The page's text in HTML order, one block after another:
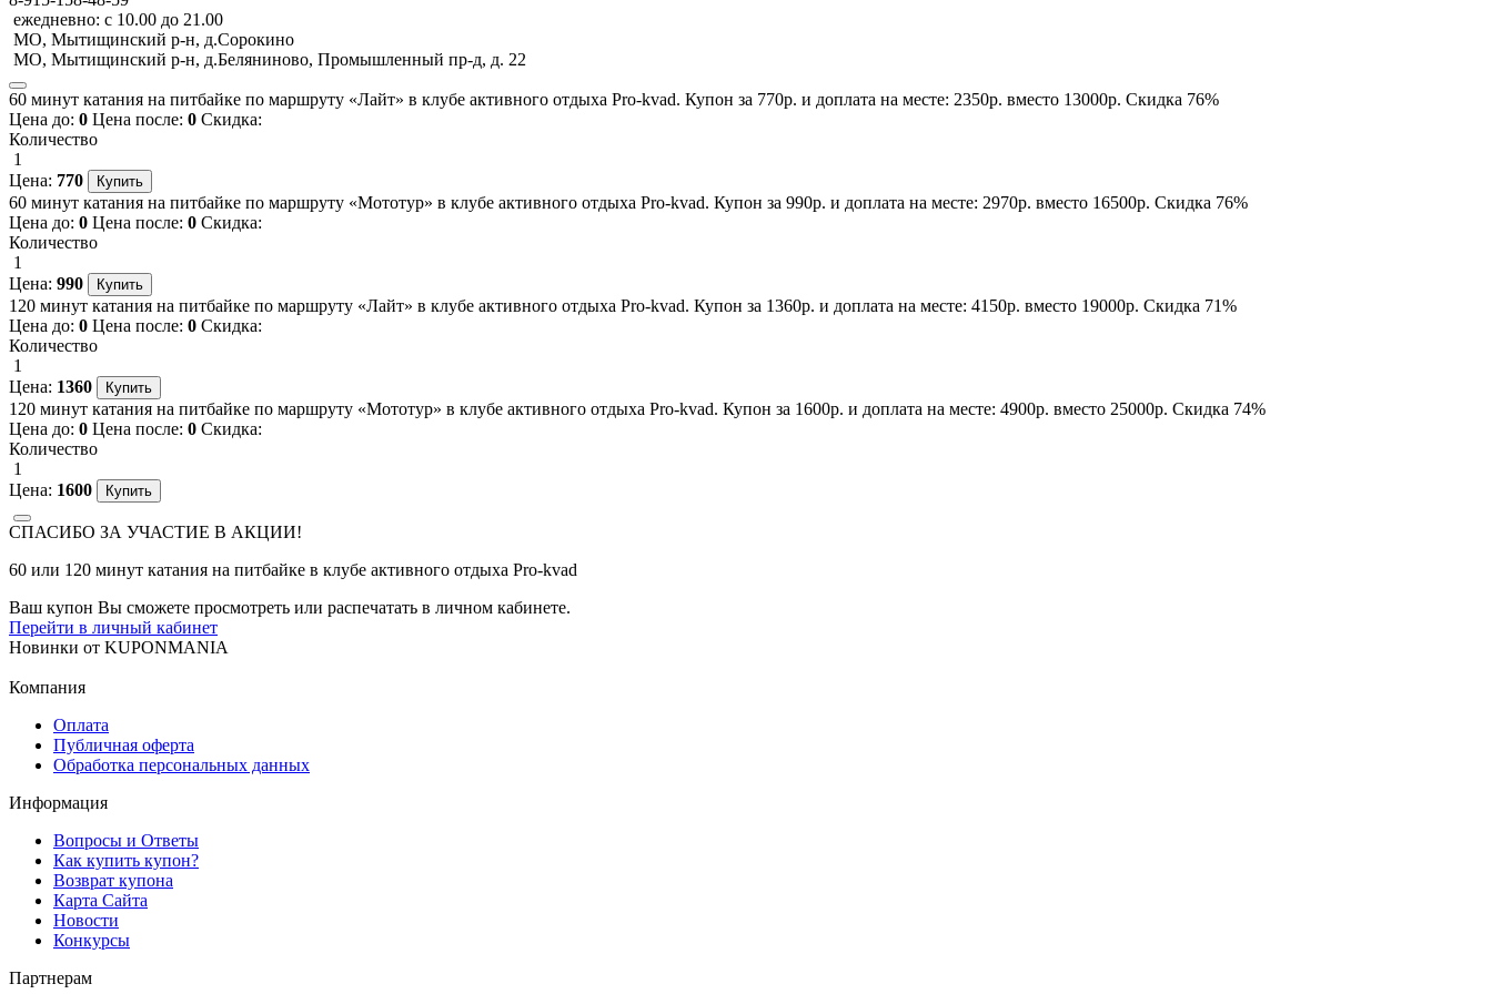
ежедневно: с 10.00 до 21.00
МО, Мытищинский р-н, д.Сорокино
МО, Мытищинский р-н, д.Беляниново, Промышленный пр-д, д. 22
60 минут катания на питбайке по маршруту «Лайт» в клубе активного отдыха Pro-kvad. Купон за 770р. и доплата на месте: 2350р. вместо 13000р. Скидка 76%
Цена до: 0 Цена после: 0 Скидка:
Количество
1
Цена: 770
60 минут катания на питбайке по маршруту «Мототур» в клубе активного отдыха Pro-kvad. Купон за 990р. и доплата на месте: 2970р. вместо 16500р. Скидка 76%
Цена до: 0 Цена после: 0 Скидка:
Количество
1
Цена: 990
120 минут катания на питбайке по маршруту «Лайт» в клубе активного отдыха Pro-kvad. Купон за 1360р. и доплата на месте: 4150р. вместо 19000р. Скидка 71%
Цена до: 0 Цена после: 0 Скидка:
Количество
1
Цена: 1360
120 минут катания на питбайке по маршруту «Мототур» в клубе активного отдыха Pro-kvad. Купон за 1600р. и доплата на месте: 4900р. вместо 25000р. Скидка 74%
Цена до: 0 Цена после: 0 Скидка:
Количество
1
Цена: 1600
СПАСИБО ЗА УЧАСТИЕ В АКЦИИ!
60 или 120 минут катания на питбайке в клубе активного отдыха Pro-kvad
Ваш купон Вы сможете просмотреть или распечатать в личном кабинете.
Перейти в личный кабинет
Новинки от KUPONMANIA
Компания
Оплата
Публичная оферта
Обработка персональных данных
Информация
Вопросы и Ответы
Как купить купон?
Возврат купона
Карта Сайта
Новости
Конкурсы
Партнерам